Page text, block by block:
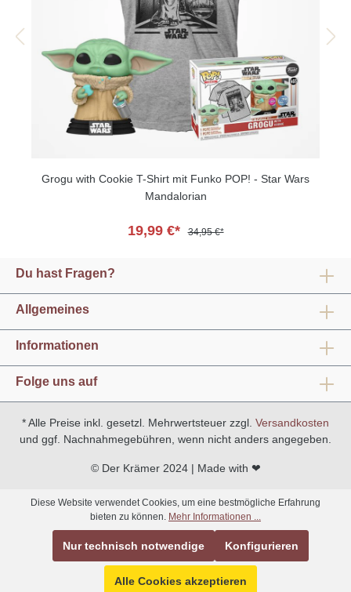
Grogu with Cookie T-Shirt mit Funko POP! - Star Wars
Mandalorian
19,99 €* 34,95 €*
Du hast Fragen?
Allgemeines
Informationen
Folge uns auf
* Alle Preise inkl. gesetzl. Mehrwertsteuer zzgl. Versandkosten
und ggf. Nachnahmegebühren, wenn nicht anders angegeben.
© Der Krämer 2024 | Made with ❤
Diese Website verwendet Cookies, um eine bestmögliche Erfahrung
bieten zu können. Mehr Informationen ...
Nur technisch notwendige Konfigurieren
Alle Cookies akzeptieren